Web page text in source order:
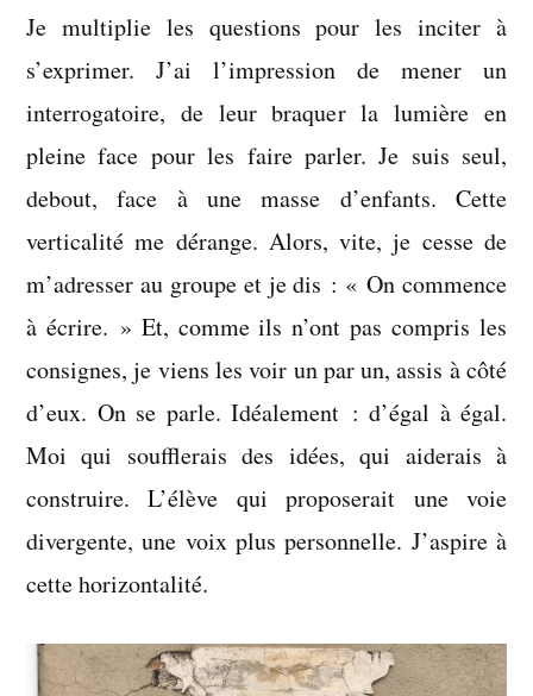
Je multiplie les questions pour les inciter à
s’exprimer. J’ai l’impression de mener un
interrogatoire, de leur braquer la lumière en
pleine face pour les faire parler. Je suis seul,
debout, face à une masse d’enfants. Cette
verticalité me dérange. Alors, vite, je cesse de
m’adresser au groupe et je dis : « On commence
à écrire. » Et, comme ils n’ont pas compris les
consignes, je viens les voir un par un, assis à côté
d’eux. On se parle. Idéalement : d’égal à égal.
Moi qui soufflerais des idées, qui aiderais à
construire. L’élève qui proposerait une voie
divergente, une voix plus personnelle. J’aspire à
cette horizontalité.